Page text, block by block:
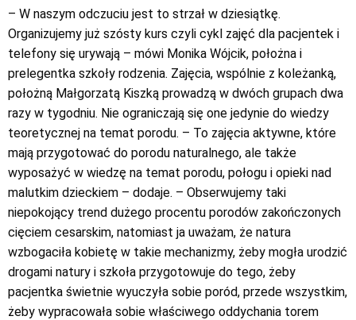
– W naszym odczuciu jest to strzał w dziesiątkę.
Organizujemy już szósty kurs czyli cykl zajęć dla pacjentek i
telefony się urywają – mówi Monika Wójcik, położna i
prelegentka szkoły rodzenia. Zajęcia, wspólnie z koleżanką,
położną Małgorzatą Kiszką prowadzą w dwóch grupach dwa
razy w tygodniu. Nie ograniczają się one jedynie do wiedzy
teoretycznej na temat porodu. – To zajęcia aktywne, które
mają przygotować do porodu naturalnego, ale także
wyposażyć w wiedzę na temat porodu, połogu i opieki nad
malutkim dzieckiem – dodaje. – Obserwujemy taki
niepokojący trend dużego procentu porodów zakończonych
cięciem cesarskim, natomiast ja uważam, że natura
wzbogaciła kobietę w takie mechanizmy, żeby mogła urodzić
drogami natury i szkoła przygotowuje do tego, żeby
pacjentka świetnie wyuczyła sobie poród, przede wszystkim,
żeby wypracowała sobie właściwego oddychania torem